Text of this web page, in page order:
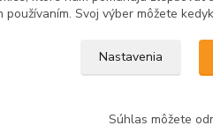
Svoj výber môžete
Nastavenia
Súhlas môžete